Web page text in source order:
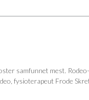
samfunnet mest.
fysioterapeut Frode